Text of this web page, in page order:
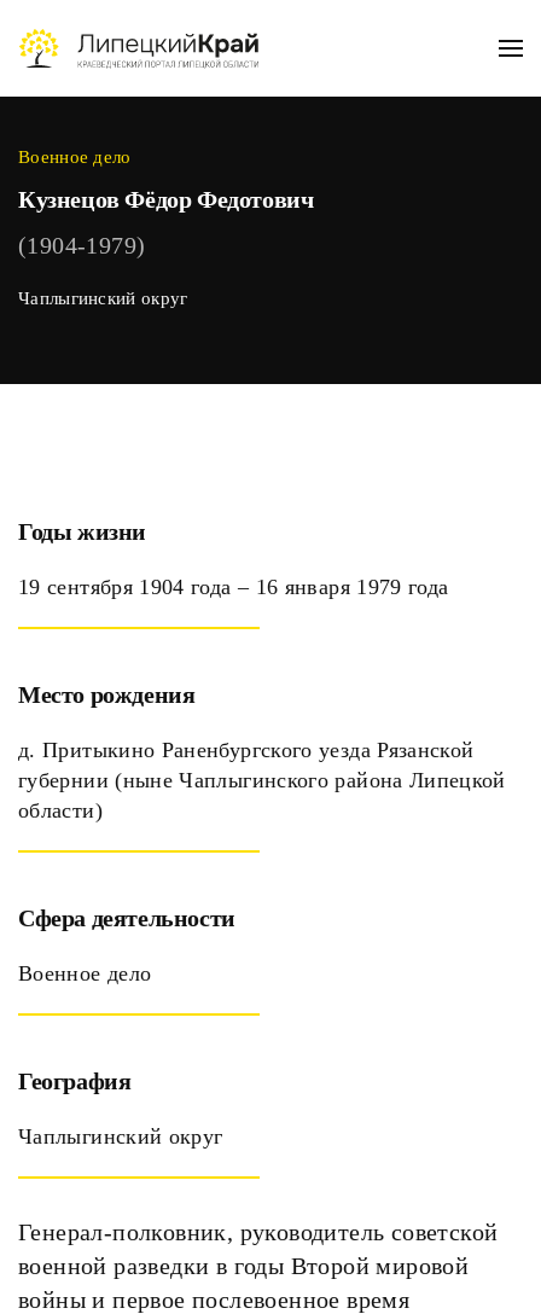
Skip to main content
Военное дело
Кузнецов Фёдор Федотович
(1904-1979)
Чаплыгинский округ
Генерал-полковник, руководитель советской
военной разведки в годы Второй мировой
войны и первое послевоенное время
Годы жизни
19 сентября 1904 года – 16 января 1979 года
Место рождения
д. Притыкино Раненбургского уезда Рязанской
губернии (ныне Чаплыгинского района Липецкой
области)
Сфера деятельности
Военное дело
География
Чаплыгинский округ